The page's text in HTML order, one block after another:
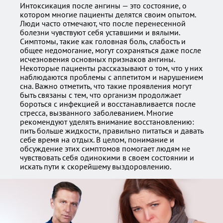
Интоксикация после ангины — это состояние, о
котором многие пациенты делятся своим опытом.
Люди часто отмечают, что после перенесенной
болезни чувствуют себя уставшими и вялыми.
Симптомы, такие как головная боль, слабость и
общее недомогание, могут сохраняться даже после
исчезновения основных признаков ангины.
Некоторые пациенты рассказывают о том, что у них
наблюдаются проблемы с аппетитом и нарушением
сна. Важно отметить, что такие проявления могут
быть связаны с тем, что организм продолжает
бороться с инфекцией и восстанавливается после
стресса, вызванного заболеванием. Многие
рекомендуют уделять внимание восстановлению:
пить больше жидкости, правильно питаться и давать
себе время на отдых. В целом, понимание и
обсуждение этих симптомов помогает людям не
чувствовать себя одинокими в своем состоянии и
искать пути к скорейшему выздоровлению.